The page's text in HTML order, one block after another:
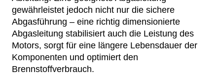
gewährleistet jedoch nicht nur die sichere
Abgasführung – eine richtig dimensionierte
Abgasleitung stabilisiert auch die Leistung des
Motors, sorgt für eine längere Lebensdauer der
Komponenten und optimiert den
Brennstoffverbrauch.